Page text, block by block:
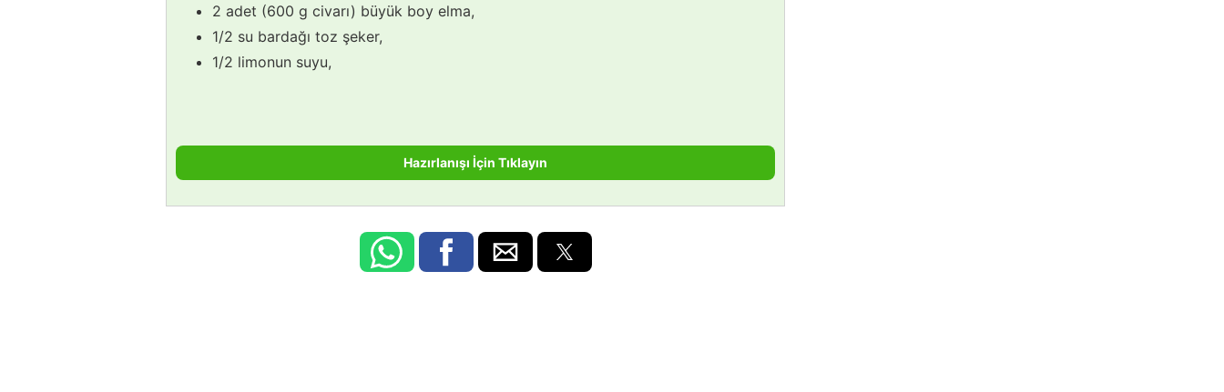
2 adet (600 g civarı) büyük boy elma,
1/2 su bardağı toz şeker,
1/2 limonun suyu,
Hazırlanışı İçin Tıklayın